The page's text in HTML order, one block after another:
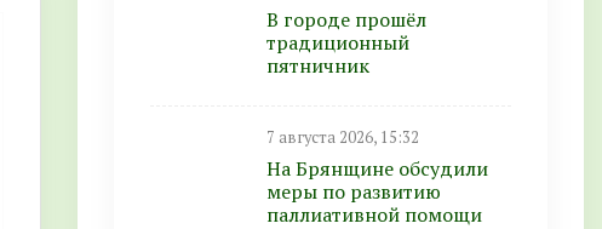
В городе прошёл
традиционный
пятничник
7 августа 2026, 15:32
На Брянщине обсудили
меры по развитию
паллиативной помощи